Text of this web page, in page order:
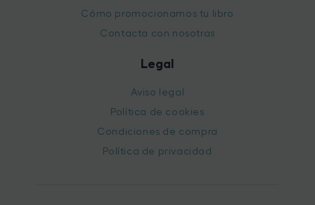
Cómo promocionamos tu libro
Contacta con nosotras
Legal
Aviso legal
Política de cookies
Condiciones de compra
Política de privacidad